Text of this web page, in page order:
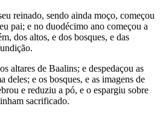
reinado, sendo ainda moço, começou
pai; e no duodécimo ano começou a
dos altos, e dos bosques, e das
altares de Baalins; e despedaçou as
deles; e os bosques, e as imagens de
e reduziu a pó, e o espargiu sobre
sacrificado.